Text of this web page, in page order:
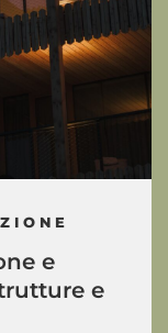
e
e